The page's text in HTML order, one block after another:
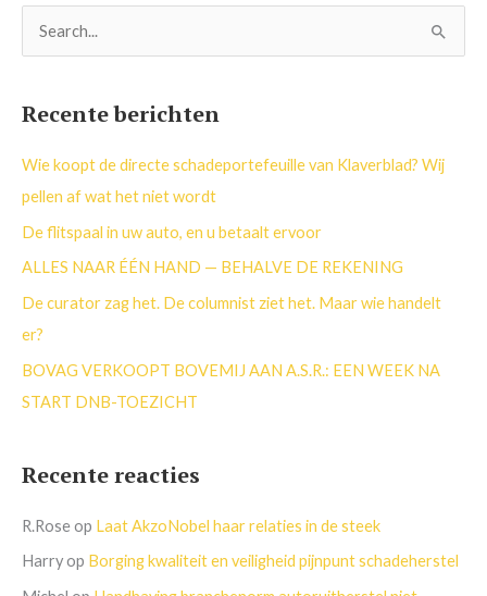
n
a
a
r
Recente berichten
Wie koopt de directe schadeportefeuille van Klaverblad? Wij
pellen af wat het niet wordt
De flitspaal in uw auto, en u betaalt ervoor
ALLES NAAR ÉÉN HAND — BEHALVE DE REKENING
De curator zag het. De columnist ziet het. Maar wie handelt
er?
BOVAG VERKOOPT BOVEMIJ AAN A.S.R.: EEN WEEK NA
START DNB-TOEZICHT
Recente reacties
R.Roseop Laat AkzoNobel haar relaties in de steek
Harryop Borging kwaliteit en veiligheid pijnpunt schadeherstel